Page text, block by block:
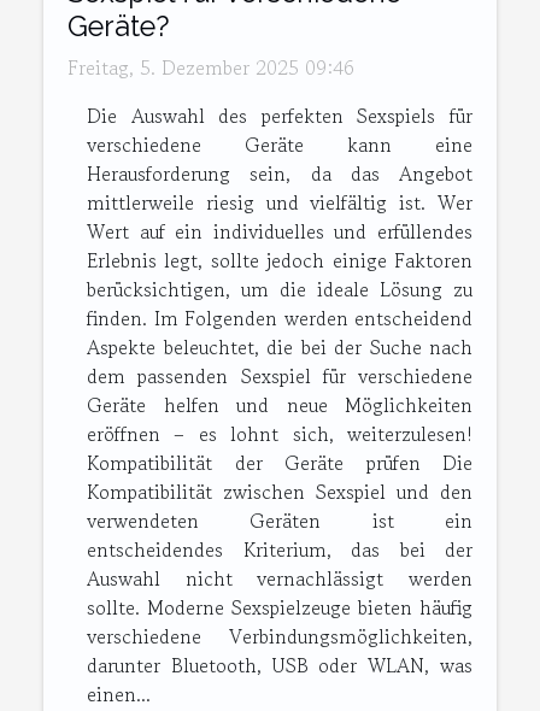
Geräte?
Freitag, 5. Dezember 2025 09:46
Die Auswahl des perfekten Sexspiels für
verschiedene Geräte kann eine
Herausforderung sein, da das Angebot
mittlerweile riesig und vielfältig ist. Wer
Wert auf ein individuelles und erfüllendes
Erlebnis legt, sollte jedoch einige Faktoren
berücksichtigen, um die ideale Lösung zu
finden. Im Folgenden werden entscheidend
Aspekte beleuchtet, die bei der Suche nach
dem passenden Sexspiel für verschiedene
Geräte helfen und neue Möglichkeiten
eröffnen – es lohnt sich, weiterzulesen!
Kompatibilität der Geräte prüfen Die
Kompatibilität zwischen Sexspiel und den
verwendeten Geräten ist ein
entscheidendes Kriterium, das bei der
Auswahl nicht vernachlässigt werden
sollte. Moderne Sexspielzeuge bieten häufig
verschiedene Verbindungsmöglichkeiten,
darunter Bluetooth, USB oder WLAN, was
einen...